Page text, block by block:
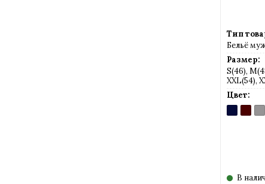
Тип
Бельё
Размер:
S(46),
XXL(54),
Цвет:
BLU
(темно-
В